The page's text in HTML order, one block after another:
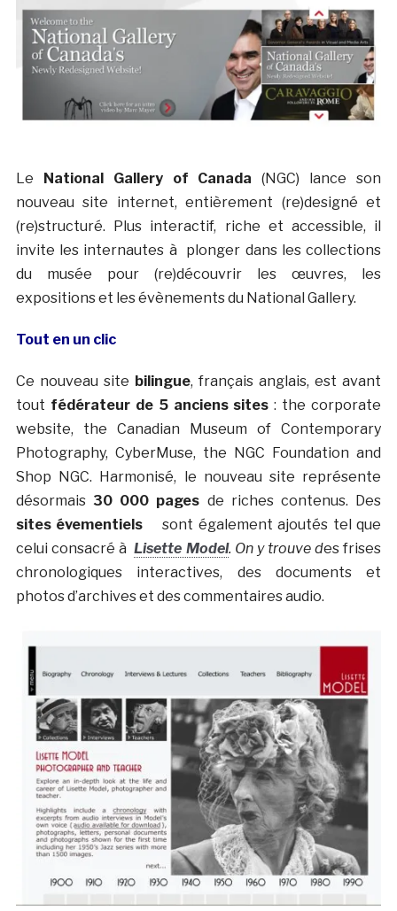
Le National Gallery of Canada (NGC) lance son
nouveau site internet, entièrement (re)designé et
(re)structuré. Plus interactif, riche et accessible, il
invite les internautes à plonger dans les collections
du musée pour (re)découvrir les œuvres, les
expositions et les évènements du National Gallery.
Tout en un clic
Ce nouveau site bilingue, français anglais, est avant
tout fédérateur de 5 anciens sites : the corporate
website, the Canadian Museum of Contemporary
Photography, CyberMuse, the NGC Foundation and
Shop NGC. Harmonisé, le nouveau site représente
désormais30 000 pages de riches contenus. Des
sites évementiels sont également ajoutés tel que
celui consacré àLisette Model. On y trouve des frises
chronologiques interactives, des documents et
photos d’archives et des commentaires audio.